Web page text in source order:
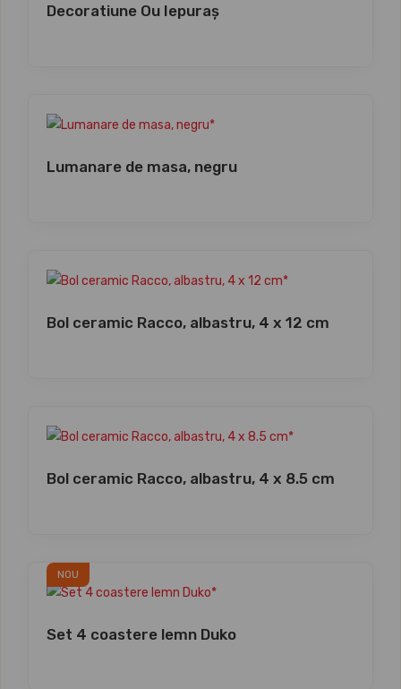
Decoratiune Ou Iepuraș
Lumanare de masa, negru
Bol ceramic Racco, albastru, 4 x 12 cm
Bol ceramic Racco, albastru, 4 x 8.5 cm
NOU
Set 4 coastere lemn Duko